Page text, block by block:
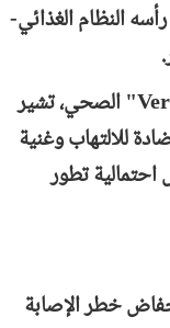
النظام الغذائي-
" الصحي، تشير
للالتهاب وغنية
احتمالية تطور
خطر الإصابة